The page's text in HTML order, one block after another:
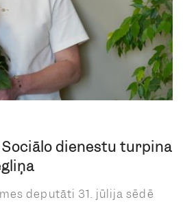
Sociālo dienestu turpina
deputāti 31. jūlija sēdē